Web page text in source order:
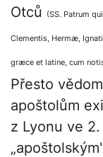
Otců
(SS. Patrum
Clementis, Hermæ,
græce et latine, cum
Přesto
apoštolům
z Lyonu ve